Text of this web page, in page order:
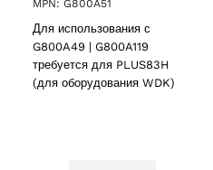
MPN: G800A51
Для использования с
G800A49 | G800A119
требуется для PLUS83H
(для оборудования WDK)